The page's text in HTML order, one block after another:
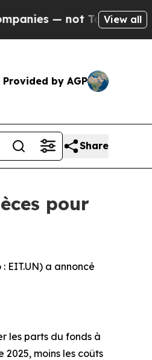
not Taxpayers — the
View all
Provided by AGP
Share
pour
EIT.UN) a annoncé
les parts du fonds à
moins les coûts